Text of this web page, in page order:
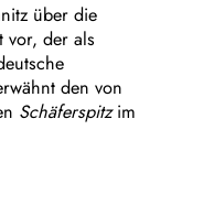
über die
vor, der als
den von
Schäferspitzim